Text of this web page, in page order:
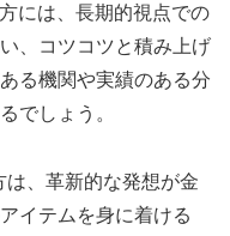
には、長期的視点での
、コツコツと積み上げ
る機関や実績のある分
でしょう。
、革新的な発想が金
イテムを身に着ける